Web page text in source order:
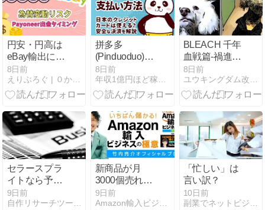
円安・円高は
eBay輸出にど
う影響する？
為替変動リス
クとPayoneer
グ
8日前
えりぶろぐ | ０からeBayカメラ輸出ができるブログ
拼多多
(Pinduoduo)の
支払い方法一
覧｜日本のク
レジットカー
8日前
BLEACH 千年
血戦篇-禍進
譚-
8日前
セラースプラ
イトなら予算
管理も可能！
FBAコスト計
9日前
新商品が月
3000個売れ月
利1000万円達
成
9日前
「忙しい」は
言い訳？
10日前